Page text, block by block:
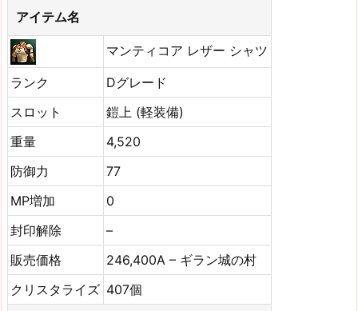
アイテム名
マンティコア レザー シャツ
ランク
Dグレード
スロット
鎧上 (軽装備)
重量
4,520
防御力
77
MP増加
0
封印解除
–
販売価格
246,400A – ギラン城の村
クリスタライズ 407個